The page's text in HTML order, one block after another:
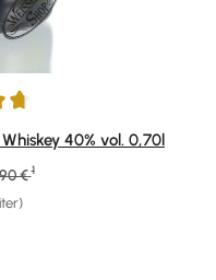
von 5 Sternen
40% vol. 0,70l
Preis:
€ 1